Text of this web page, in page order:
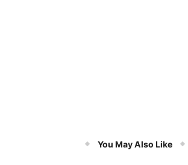
You May Also Like